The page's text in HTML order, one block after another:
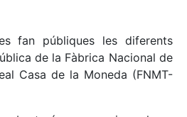
fan públiques les diferents
de la Fàbrica Nacional de
Casa de la Moneda (FNMT-